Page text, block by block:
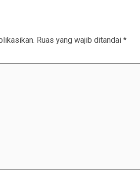
Ruas yang wajib ditandai *